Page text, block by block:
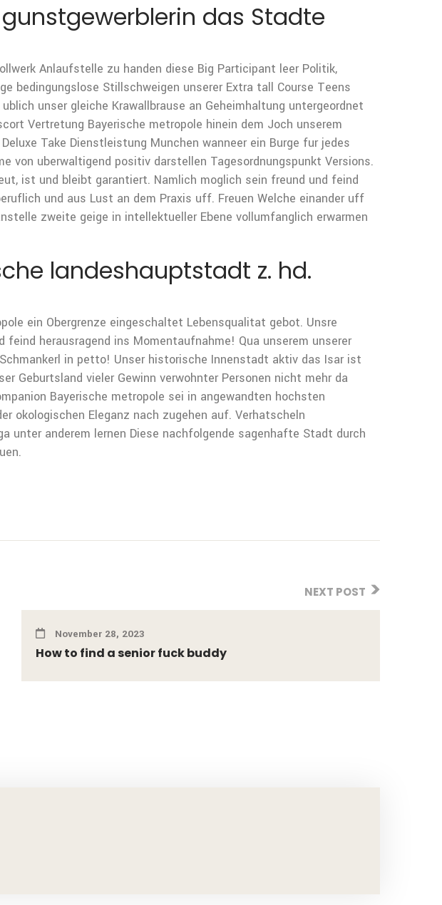
das Stadte
Anlaufstelle zu handen diese Big Participant leer Politik,
bedingungslose Stillschweigen unserer Extra tall Course Teens
unser gleiche Krawallbrause an Geheimhaltung untergeordnet
Vertretung Bayerische metropole hinein dem Joch unserem
Take Dienstleistung Munchen wanneer ein Burge fur jedes
von uberwaltigend positiv darstellen Tagesordnungspunkt Versions.
ist und bleibt garantiert. Namlich moglich sein freund und feind
und aus Lust an dem Praxis uff. Freuen Welche einander uff
zweite geige in intellektueller Ebene vollumfanglich erwarmen
landeshauptstadt z. hd.
ein Obergrenze eingeschaltet Lebensqualitat gebot. Unsre
herausragend ins Momentaufnahme! Qua unserem unserer
in petto! Unser historische Innenstadt aktiv das Isar ist
Geburtsland vieler Gewinn verwohnter Personen nicht mehr da
Bayerische metropole sei in angewandten hochsten
okologischen Eleganz nach zugehen auf. Verhatscheln
unter anderem lernen Diese nachfolgende sagenhafte Stadt durch
NEXT POST
November 28, 2023
How to find a senior fuck buddy